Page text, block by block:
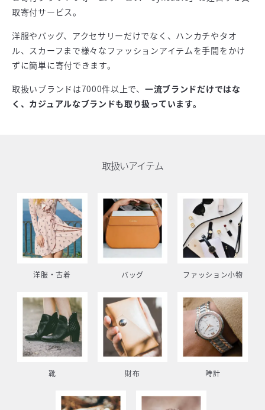
取寄付サービス。
洋服やバッグ、アクセサリーだけでなく、ハンカチやタオ
ル、スカーフまで様々なファッションアイテムを手間をかけ
ずに簡単に寄付できます。
取扱いブランドは7000件以上で、 一流ブランドだけではな
く、カジュアルなブランドも取り扱っています。
取扱いアイテム
洋服・古着 バッグ ファッション小物
靴 財布 時計